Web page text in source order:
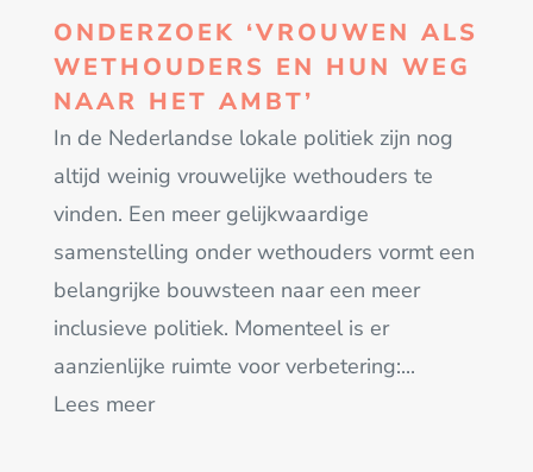
ONDERZOEK ‘VROUWEN ALS
WETHOUDERS EN HUN WEG
NAAR HET AMBT’
In de Nederlandse lokale politiek zijn nog
altijd weinig vrouwelijke wethouders te
vinden. Een meer gelijkwaardige
samenstelling onder wethouders vormt een
belangrijke bouwsteen naar een meer
inclusieve politiek. Momenteel is er
aanzienlijke ruimte voor verbetering:...
Lees meer